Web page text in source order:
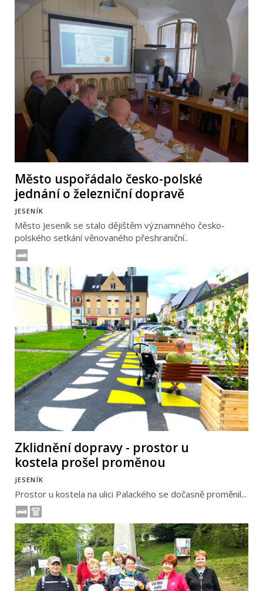
Město uspořádalo česko-polské
jednání o železniční dopravě
JESENÍK
Město Jeseník se stalo dějištěm významného česko-
polského setkání věnovaného přeshraniční..
Zklidnění dopravy - prostor u
kostela prošel proměnou
JESENÍK
Prostor u kostela na ulici Palackého se dočasně proměnil...